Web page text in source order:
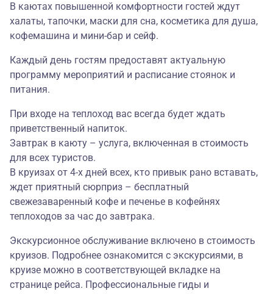
В каютах повышенной комфортности гостей ждут
халаты, тапочки, маски для сна, косметика для душа,
кофемашина и мини-бар и сейф.
Каждый день гостям предоставят актуальную
программу мероприятий и расписание стоянок и
питания.
При входе на теплоход вас всегда будет ждать
приветственный напиток.
Завтрак в каюту – услуга, включенная в стоимость
для всех туристов.
В круизах от 4-х дней всех, кто привык рано вставать,
ждет приятный сюрприз – бесплатный
свежезаваренный кофе и печенье в кофейнях
теплоходов за час до завтрака.
Экскурсионное обслуживание включено в стоимость
круизов. Подробнее ознакомится с экскурсиями, в
круизе можно в соответствующей вкладке на
странице рейса. Профессиональные гиды и